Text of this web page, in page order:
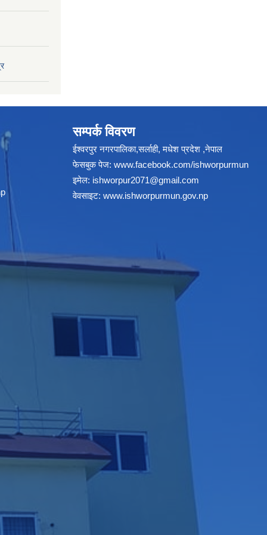
सम्पर्क विवरण
ईश्वरपुर नगरपालिका,सर्लाही, मधेश प्रदेश ,नेपाल
फेसबुक पेज: www.facebook.com/ishworpurmun
इमेल: ishworpur2071@gmail.com
वेवसाइट: www.ishworpurmun.gov.np